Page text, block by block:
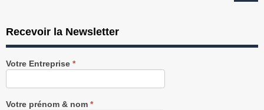
Recevoir la Newsletter
Recevez
notre
gratuitement
Votre Entreprise *
Votre prénom & nom *